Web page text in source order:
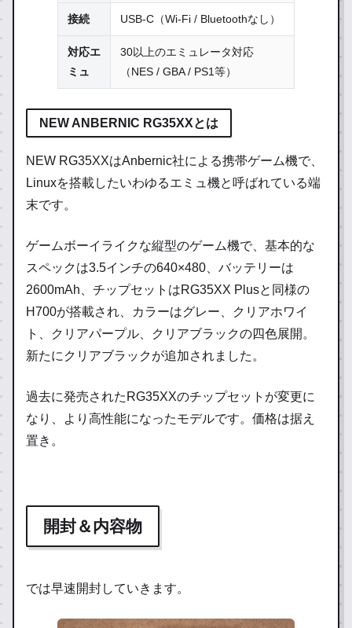
接続 USB-C（Wi-Fi / Bluetoothなし）
対応エ
ミュ
30以上のエミュレータ対応
（NES / GBA / PS1等）
NEW ANBERNIC RG35XXとは
NEW RG35XXはAnbernic社による携帯ゲーム機で、
Linuxを搭載したいわゆるエミュ機と呼ばれている端
末です。
ゲームボーイライクな縦型のゲーム機で、基本的な
スペックは3.5インチの640×480、バッテリーは
2600mAh、チップセットはRG35XX Plusと同様の
H700が搭載され、カラーはグレー、クリアホワイ
ト、クリアパープル、クリアブラックの四色展開。
新たにクリアブラックが追加されました。
過去に発売されたRG35XXのチップセットが変更に
なり、より高性能になったモデルです。価格は据え
置き。
開封＆内容物
では早速開封していきます。